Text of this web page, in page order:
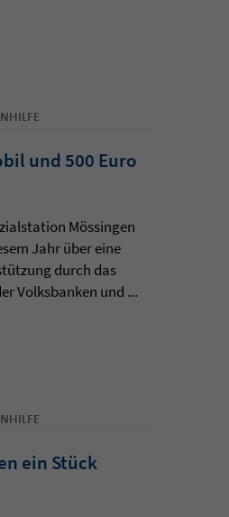
und 500 Euro
Mössingen
Jahr über eine
durch das
Volksbanken und ...
ein Stück